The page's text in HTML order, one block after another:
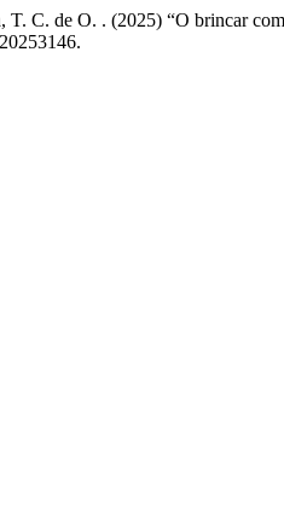
C. de O. . (2025) “O brincar